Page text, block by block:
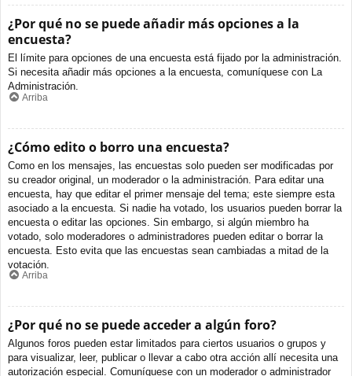
¿Por qué no se puede añadir más opciones a la
encuesta?
El límite para opciones de una encuesta está fijado por la administración.
Si necesita añadir más opciones a la encuesta, comuníquese con La
Administración.
Arriba
¿Cómo edito o borro una encuesta?
Como en los mensajes, las encuestas solo pueden ser modificadas por
su creador original, un moderador o la administración. Para editar una
encuesta, hay que editar el primer mensaje del tema; este siempre esta
asociado a la encuesta. Si nadie ha votado, los usuarios pueden borrar la
encuesta o editar las opciones. Sin embargo, si algún miembro ha
votado, solo moderadores o administradores pueden editar o borrar la
encuesta. Esto evita que las encuestas sean cambiadas a mitad de la
votación.
Arriba
¿Por qué no se puede acceder a algún foro?
Algunos foros pueden estar limitados para ciertos usuarios o grupos y
para visualizar, leer, publicar o llevar a cabo otra acción allí necesita una
autorización especial. Comuníquese con un moderador o administrador